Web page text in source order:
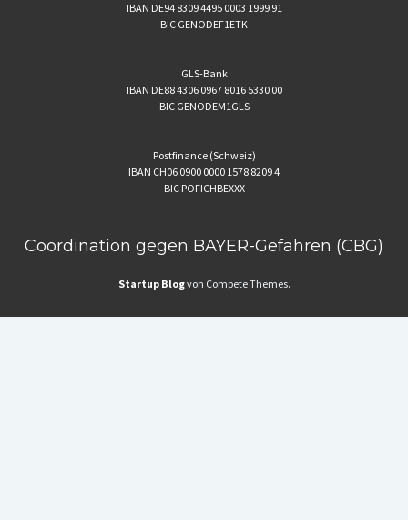
IBAN DE94 8309 4495 0003 1999 91
BIC GENODEF1ETK
GLS-Bank
IBAN DE88 4306 0967 8016 5330 00
BIC GENODEM1GLS
Postfinance (Schweiz)
IBAN CH06 0900 0000 1578 8209 4
BIC POFICHBEXXX
Coordination gegen BAYER-Gefahren (CBG)
Startup Blogvon Compete Themes.